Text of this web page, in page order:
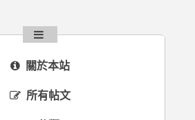
關於本站
所有帖文